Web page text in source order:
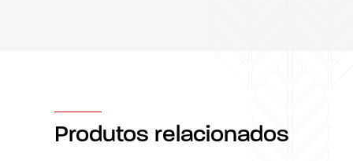
Produtos relacionados